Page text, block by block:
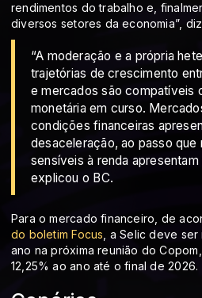
rendimentos do trabalho e,
diversos setores da economia”,
“A moderação e a própria
trajetórias de crescimento
e mercados são compatíveis
monetária em curso.
condições financeiras
desaceleração, ao passo que
sensíveis à renda apresentam
explicou o BC.
Para o mercado financeiro, de
do boletim Focus , a Selic deve
ano na próxima reunião do
12,25% ao ano até o final de 2026.